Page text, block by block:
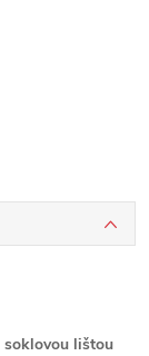
soklovou lištou